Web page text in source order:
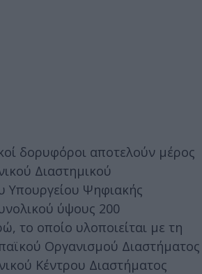
δορυφόροι αποτελούν μέρος
Διαστημικού
Υπουργείου Ψηφιακής
ύψους 200
το οποίο υλοποιείται με τη
Οργανισμού Διαστήματος
Κέντρου Διαστήματος